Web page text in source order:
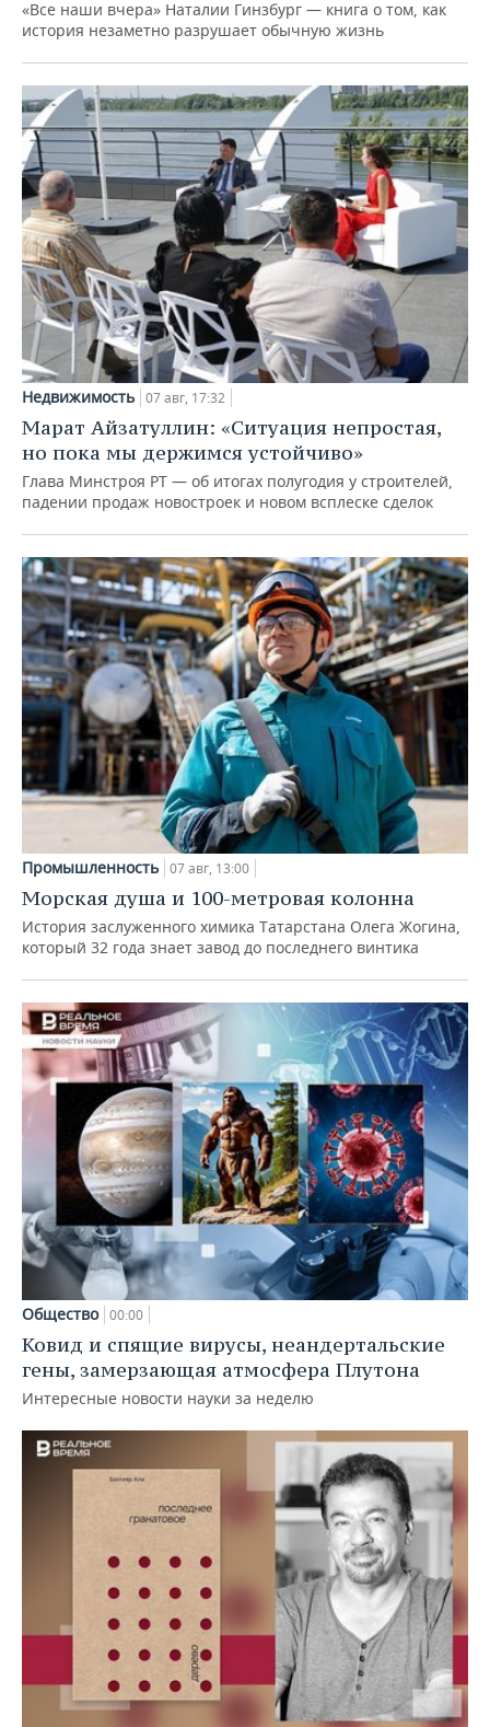
«Все наши вчера» Наталии Гинзбург — книга о том, как
история незаметно разрушает обычную жизнь
Недвижимость 07 авг, 17:32
Марат Айзатуллин: «Ситуация непростая,
но пока мы держимся устойчиво»
Глава Минстроя РТ — об итогах полугодия у строителей,
падении продаж новостроек и новом всплеске сделок
Промышленность 07 авг, 13:00
Морская душа и 100-метровая колонна
История заслуженного химика Татарстана Олега Жогина,
который 32 года знает завод до последнего винтика
Общество 00:00
Ковид и спящие вирусы, неандертальские
гены, замерзающая атмосфера Плутона
Интересные новости науки за неделю